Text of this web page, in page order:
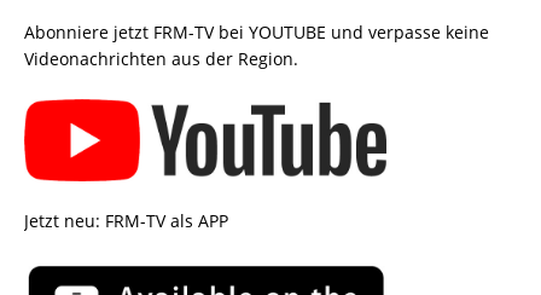
Abonniere jetzt FRM-TV bei YOUTUBE und verpasse keine
Videonachrichten aus der Region.
Jetzt neu: FRM-TV als APP